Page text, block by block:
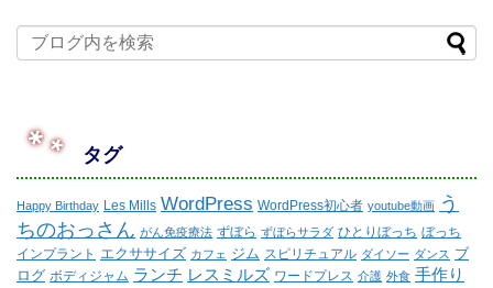
タグ
Happy Birthday Les Mills WordPress WordPress初心者 youtube動画 う
ちのおっさん がん免疫療法 ずぼら ずぼらサラダ ひとりぼっち ぼっち
インプラント エクササイズ カフェ ジム スピリチュアル ダイソー ダンス ブ
ログ ボディジャム ランチ レスミルズ ワードプレス 介護 外食 手作り